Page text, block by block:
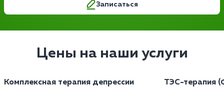
Записаться
Цены на наши услуги
Комплексная терапия депрессии ТЭС-терапия